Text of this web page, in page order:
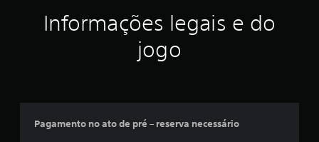
Informações legais e do
jogo
Pagamento no ato de pré – reserva necessário